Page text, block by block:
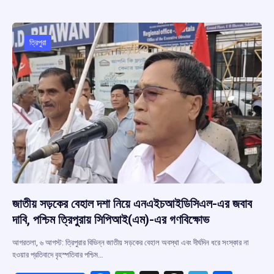
o
o
k
A
p
p
d
s
a
m
ত্রিপুরা
জাতীয় সড়কের বেহাল দশা নিয়ে এনএইচআইডিসিএল-এর জবাব
দাবি, পশ্চিম ত্রিপুরায় সিপিআই(এম)-এর গণবিক্ষোভ
আগরতলা, ৬ আগস্ট: ত্রিপুরার বিভিন্ন জাতীয় সড়কের বেহাল অবস্থা এবং দীর্ঘদিন ধরে সংস্কার না
হওয়ার প্রতিবাদে বৃহস্পতিবার পশ্চিম…